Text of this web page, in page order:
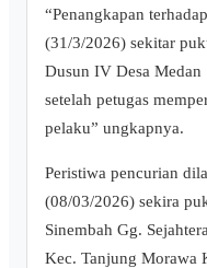
“Penangkapan
(31/3/2026) sekitar
Dusun IV Desa
setelah petugas
pelaku” ungkapnya.
Peristiwa pencurian
(08/03/2026) sekira
Sinembah Gg.
Kec. Tanjung Morawa